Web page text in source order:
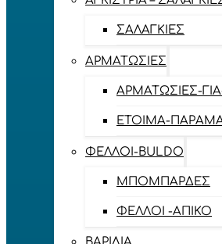
ΣΑΛΑΓΚΙΈΣ
ΑΡΜΑΤΩΣΙΈΣ
ΑΡΜΑΤΩΣΙΈΣ-
ΈΤΟΙΜΑ-
ΦΕΛΛΟΊ-BULDO
ΜΠΟΜΠΆΡΔΕΣ
ΦΕΛΛΟΊ -ΑΠΊΚΟ